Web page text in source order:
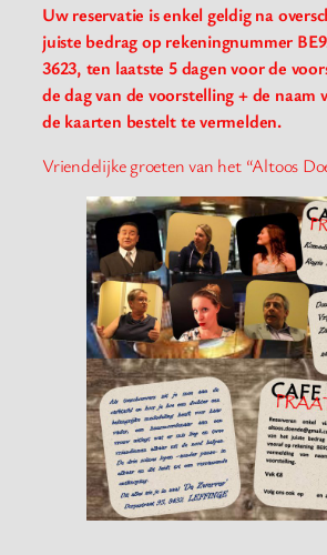
Uw reservatie is enkel geldig na
juiste bedrag op rekeningnummer
3623, ten laatste 5 dagen voor de
de dag van de voorstelling + de naam
de kaarten bestelt te vermelden.
Vriendelijke groeten van het “Altoos